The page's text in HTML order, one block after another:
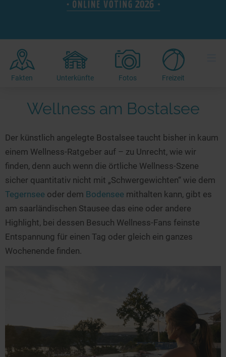
Radtouren am See
Kitesurfen
Kanu- & Kajaktouren
Badeseen in Deutschland
Wellness am See
Romantik Hotels
Urlaub an der Küste
Unterkünfte
Hotels am See
Ferienwohnungen
Camping
Kanu- & Kajak-Urlaub
Wanderurlaub
Bikeurlaub
Auszeit & Wellness
Camping am See
Top-Hotels
Familienhotels
Wellness-Hotels
Biohotels
Ausgefallenes
Häuser auf dem Wasser
Hundefreundliche Unterkünfte
Seen in Deutschland
Seen in Europa
Überwachte Badestellen
Unsere See-Highlights
Deutschlands schönste Seen
Top Seen nach Bundesländern
Top Seen nach Regionen
Deutschlands Lieblingsseen
Seen in Europa
Österreich
alle Länder…
Fakten Unterkünfte Fotos Freizeit
Wellness am Bostalsee
Der künstlich angelegte Bostalsee taucht bisher in kaum
einem Wellness-Ratgeber auf – zu Unrecht, wie wir
finden, denn auch wenn die örtliche Wellness-Szene
sicher quantitativ nicht mit „Schwergewichten“ wie dem
Tegernsee oder dem Bodensee mithalten kann, gibt es
am saarländischen Stausee das eine oder andere
Highlight, bei dessen Besuch Wellness-Fans feinste
Entspannung für einen Tag oder gleich ein ganzes
Wochenende finden.